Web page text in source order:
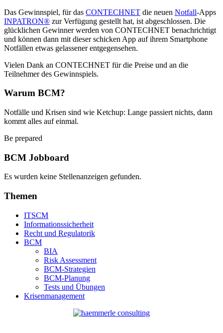
Das Gewinnspiel, für das CONTECHNET die neuen Notfall-Apps
INPATRON® zur Verfügung gestellt hat, ist abgeschlossen. Die
glücklichen Gewinner werden von CONTECHNET benachrichtigt
und können dann mit dieser schicken App auf ihrem Smartphone
Notfällen etwas gelassener entgegensehen.
Vielen Dank an CONTECHNET für die Preise und an die
Teilnehmer des Gewinnspiels.
Warum BCM?
Notfälle und Krisen sind wie Ketchup: Lange passiert nichts, dann
kommt alles auf einmal.
Be prepared
BCM Jobboard
Es wurden keine Stellenanzeigen gefunden.
Themen
ITSCM
Informationssicherheit
Recht und Regulatorik
BCM
BIA
Risk Assessment
BCM-Strategien
BCM-Planung
Tests und Übungen
Krisenmanagement